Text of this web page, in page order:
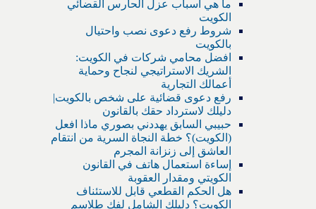
ما هي أسباب عزل الحارس القضائي
الكويت
شروط رفع دعوى نصب واحتيال
بالكويت
افضل محامي شركات في الكويت:
الشريك الاستراتيجي لنجاح وحماية
أعمالك التجارية
رفع دعوى قضائية على شخص بالكويت|
دليلك لاسترداد حقك بالقانون
حبيبي السابق يهددني بصوري ماذا افعل
(الكويت)؟ خطة النجاة السرية من انتقام
العاشق إلى زنزانة المجرم
إساءة استعمال هاتف في القانون
الكويتي ومقدار العقوبة
هل الحكم القطعي قابل للاستئناف
الكويت؟ دليلك الشامل لفك طلاسم